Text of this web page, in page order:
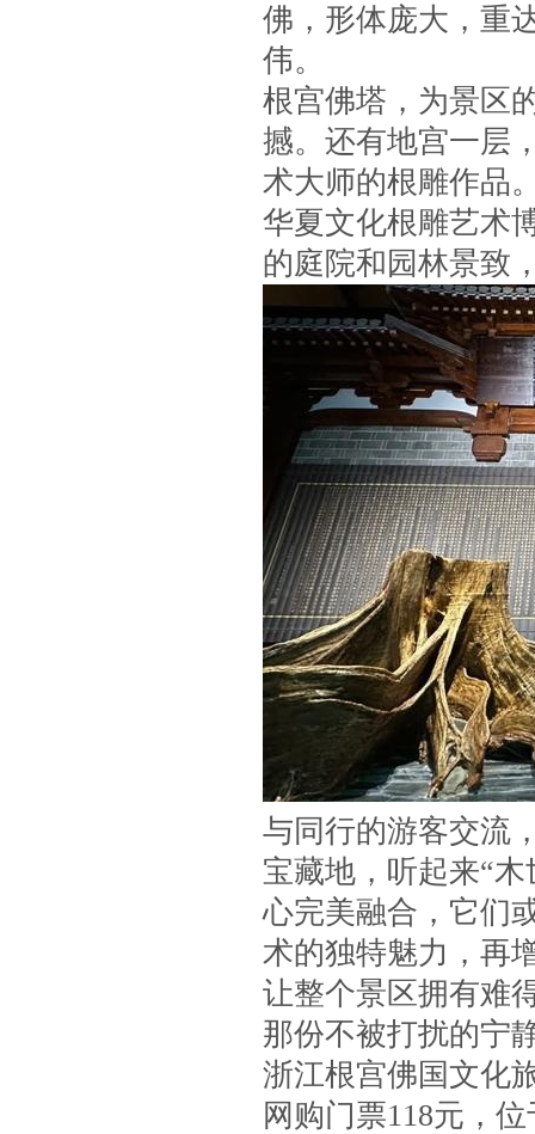
佛，形体庞大，重
伟。
根宫佛塔，为景区
撼。还有地宫一层
术大师的根雕作品
华夏文化根雕艺术
的庭院和园林景致
与同行的游客交流
宝藏地，听起来“
心完美融合，它们
术的独特魅力，再
让整个景区拥有难
那份不被打扰的宁
浙江根宫佛国文化
网购门票118元，